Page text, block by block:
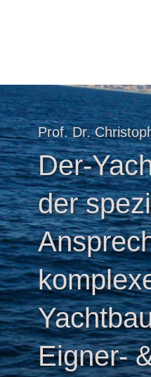
Prof. Dr.
Der-
der
Eigner-